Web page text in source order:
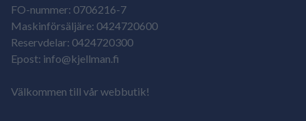
FO-nummer: 0706216-7
Maskinförsäljäre: 0424720600
Reservdelar: 0424720300
Epost: info@kjellman.fi
Välkommen till vår webbutik!